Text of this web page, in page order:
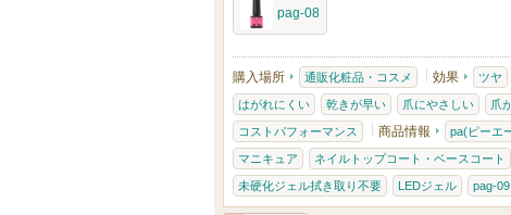
お
気
に
入
り
登
pag-08
購入場所 通販化粧品・コスメ 効果 ツヤ
はがれにくい 乾きが早い 爪にやさしい 爪
コストパフォーマンス 商品情報 pa(ピーエ
マニキュア ネイルトップコート・ベースコート
未硬化ジェル拭き取り不要 LEDジェル pag-09